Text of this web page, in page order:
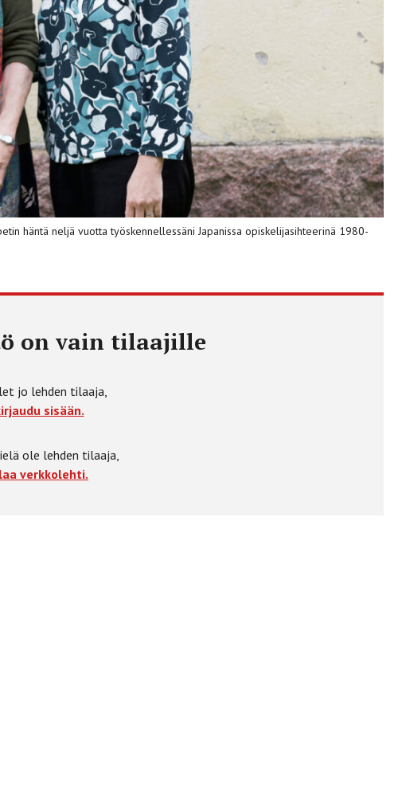
häntä neljä vuotta työskennellessäni Japanissa opiskelijasihteerinä 1980-
on vain tilaajille
jo lehden tilaaja,
sisään.
ole lehden tilaaja,
verkkolehti.